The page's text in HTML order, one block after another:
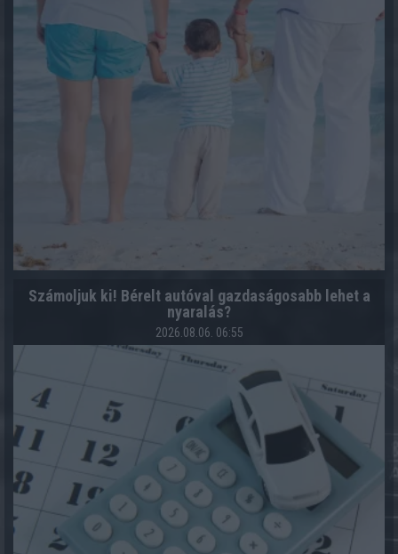
Számoljuk ki! Bérelt autóval gazdaságosabb lehet a
nyaralás?
2026.08.06. 06:55